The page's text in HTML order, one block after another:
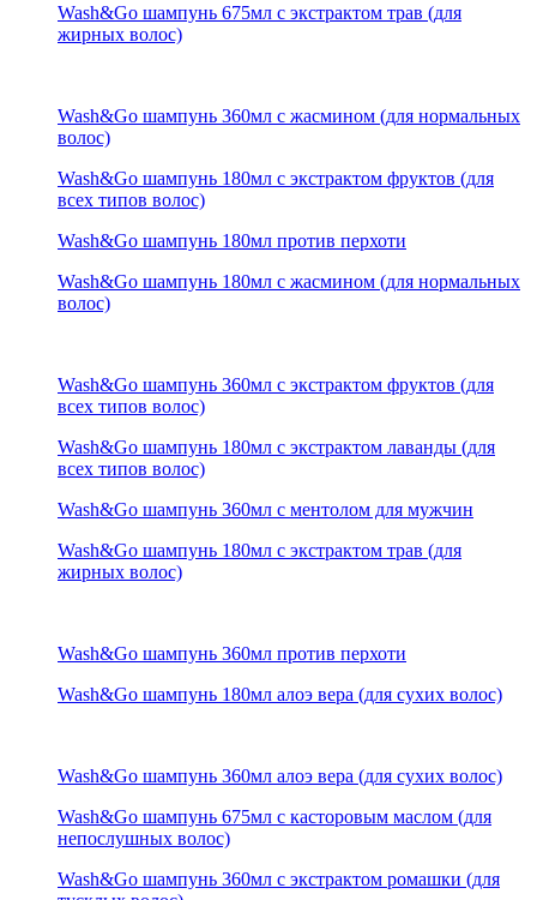
Wash&Go шампунь 675мл с экстрактом трав (для
жирных волос)
Wash&Go шампунь 360мл с жасмином (для нормальных
волос)
Wash&Go шампунь 180мл с экстрактом фруктов (для
всех типов волос)
Wash&Go шампунь 180мл против перхоти
Wash&Go шампунь 180мл с жасмином (для нормальных
волос)
Wash&Go шампунь 360мл с экстрактом фруктов (для
всех типов волос)
Wash&Go шампунь 180мл с экстрактом лаванды (для
всех типов волос)
Wash&Go шампунь 360мл с ментолом для мужчин
Wash&Go шампунь 180мл с экстрактом трав (для
жирных волос)
Wash&Go шампунь 360мл против перхоти
Wash&Go шампунь 180мл алоэ вера (для сухих волос)
Wash&Go шампунь 360мл алоэ вера (для сухих волос)
Wash&Go шампунь 675мл с касторовым маслом (для
непослушных волос)
Wash&Go шампунь 360мл с экстрактом ромашки (для